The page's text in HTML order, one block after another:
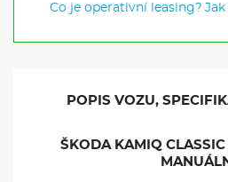
Co je operativní leasing?
POPIS VOZU,
ŠKODA KAMIQ CLASSIC